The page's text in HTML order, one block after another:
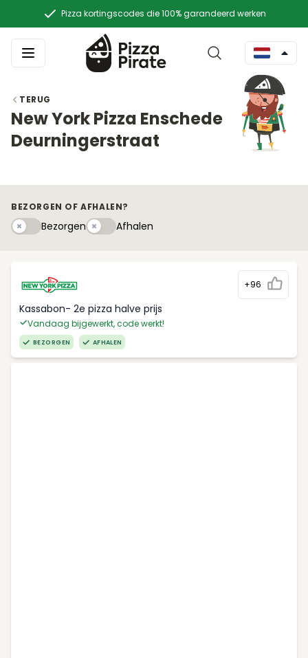
Pizza kortingscodes die 100% garandeerd werken
TERUG
New York Pizza Enschede
Deurningerstraat
BEZORGEN OF AFHALEN?
BezorgenBezorgenAfhalenyAfhalen
+96
Kassabon- 2e pizza halve prijs
Vandaag bijgewerkt, code werkt!
BEZORGEN AFHALEN